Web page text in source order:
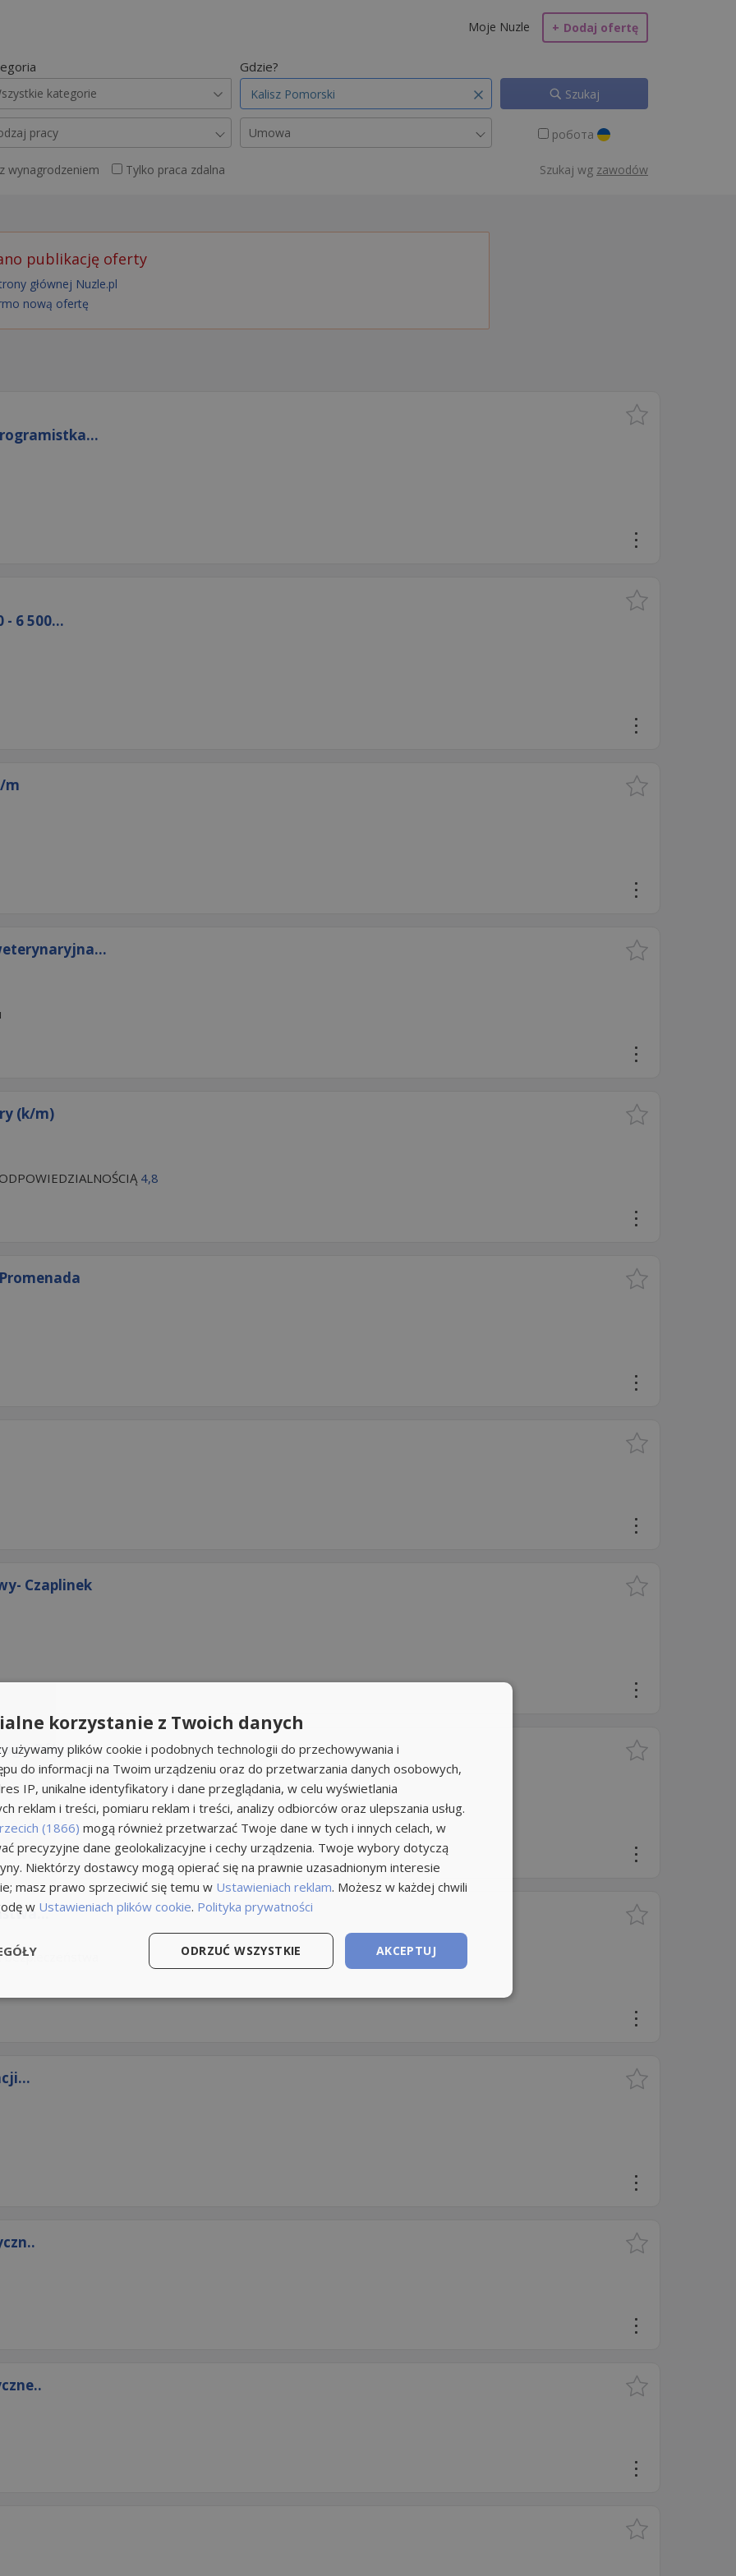
+ Dodaj ofertę
Moje Nuzle
kategorie
Gdzie?
Szukaj
pracy Umowa робота
wynagrodzeniem Tylko praca zdalna Szukaj wg zawodów
publikację oferty
głównej Nuzle.pl
nową ofertę
6 500...
m
(k/m)
4,8
Czaplinek
Północ...
korzystanie z Twoich danych
używamy plików cookie i podobnych technologii do przechowywania i
do informacji na Twoim urządzeniu oraz do przetwarzania danych osobowych,
IP, unikalne identyfikatory i dane przeglądania, w celu wyświetlania
reklam i treści, pomiaru reklam i treści, analizy odbiorców oraz ulepszania usług.
(1866) mogą również przetwarzać Twoje dane w tych i innych celach, w
precyzyjne dane geolokalizacyjne i cechy urządzenia. Twoje wybory dotyczą
Niektórzy dostawcy mogą opierać się na prawnie uzasadnionym interesie
masz prawo sprzeciwić się temu w Ustawieniach reklam. Możesz w każdej chwili
w Ustawieniach plików cookie. Polityka prywatności
AKCEPTUJ
ODRZUĆ WSZYSTKIE